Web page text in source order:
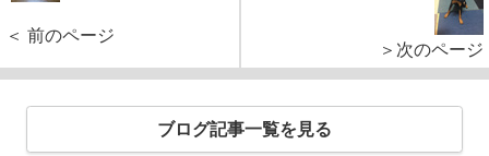
＜ 前のページ
＞次のページ
ブログ記事一覧を見る